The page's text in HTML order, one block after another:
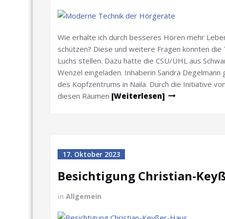
Wie erhalte ich durch besseres Hören mehr
schützen? Diese und weitere Fragen konnten
Luchs stellen. Dazu hatte die CSU/ÜHL aus
Wenzel eingeladen. Inhaberin Sandra Degelmann
des Kopfzentrums in Naila. Durch die Initiative
diesen Räumen [Weiterlesen]
17. Oktober 2023
Besichtigung Christian-
in Allgemein